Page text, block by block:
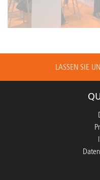
LASSEN SIE